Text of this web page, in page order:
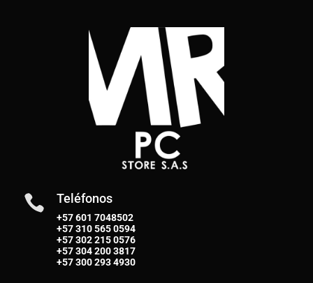
 Teléfonos
+57 601 7048502
+57310 565 0594
+57302 215 0576
+57304 200 3817
+57300 293 4930